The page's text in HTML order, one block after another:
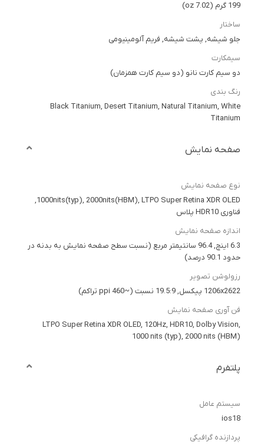
199 گرم (7.02 oz)
ساختار
جلو شیشه, پشت شیشه, فریم آلومینیومی
سیمکارت
دو سیم کارت نانو (دو سیم کارت همزمان)
رنگ بندی
Black Titanium, Desert Titanium, Natural Titanium, White
Titanium
صفحه نمایش
نوع صفحه نمایش
1000nits(typ), 2000nits(HBM), LTPO Super Retina XDR OLED,
فناوری HDR10 پلاس
اندازه صفحه نمایش
6.3 اینچ, 96.4 سانتیمتر مربع (نسبت سطح صفحه نمایش به بدنه در
حدود 90.1 درصد)
رزولوشن تصویر
1206x2622 پیکسل, 19.5:9 نسبت (~460 ppi تراکم)
فن آوری صفحه نمایش
LTPO Super Retina XDR OLED, 120Hz, HDR10, Dolby Vision,
1000 nits (typ), 2000 nits (HBM)
پلتفرم
سیستم عامل
ios18
پردازنده گرافیکی